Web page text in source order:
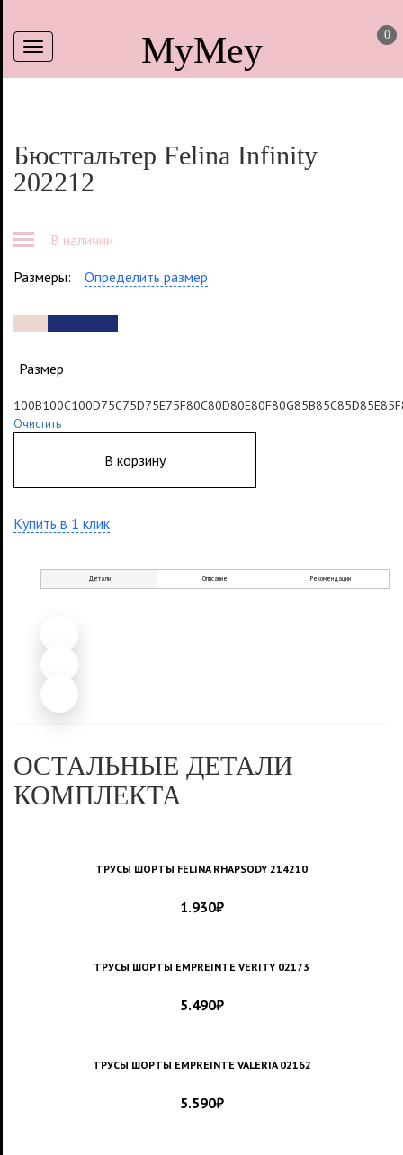
Toggle
navigation
0
MyMey
Бюстгальтер Felina Infinity
202212
В наличии
Размеры: Определить размер
Размер
100B100C100D75C75D75E75F80C80D80E80F80G85B85C85D85E85F
Очистить
В корзину
Купить в 1 клик
Детали Описание Рекомендации
ОСТАЛЬНЫЕ ДЕТАЛИ
КОМПЛЕКТА
ТРУСЫ ШОРТЫ FELINA RHAPSODY 214210
1.930₽
ТРУСЫ ШОРТЫ EMPREINTE VERITY 02173
5.490₽
ТРУСЫ ШОРТЫ EMPREINTE VALERIA 02162
5.590₽